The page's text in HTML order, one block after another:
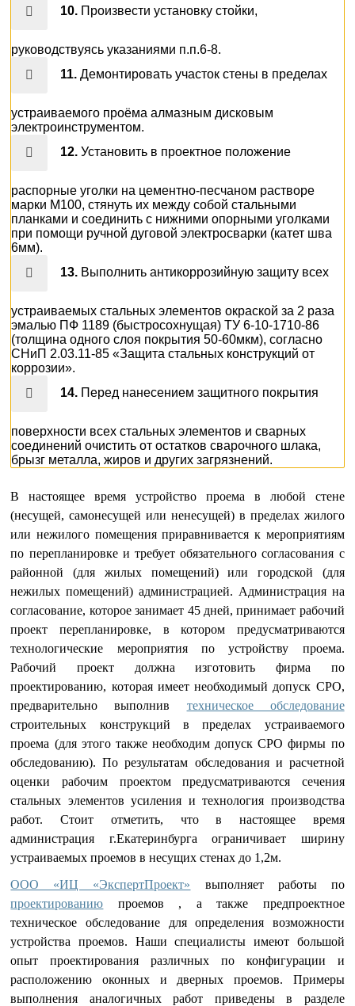
10. Произвести установку стойки,
руководствуясь указаниями п.п.6-8.
11. Демонтировать участок стены в пределах
устраиваемого проёма алмазным дисковым
электроинструментом.
12. Установить в проектное положение
распорные уголки на цементно-песчаном растворе
марки М100, стянуть их между собой стальными
планками и соединить с нижними опорными уголками
при помощи ручной дуговой электросварки (катет шва
6мм).
13. Выполнить антикоррозийную защиту всех
устраиваемых стальных элементов окраской за 2 раза
эмалью ПФ 1189 (быстросохнущая) ТУ 6-10-1710-86
(толщина одного слоя покрытия 50-60мкм), согласно
СНиП 2.03.11-85 «Защита стальных конструкций от
коррозии».
14. Перед нанесением защитного покрытия
поверхности всех стальных элементов и сварных
соединений очистить от остатков сварочного шлака,
брызг металла, жиров и других загрязнений.
В настоящее время устройство проема в любой стене
(несущей, самонесущей или ненесущей) в пределах жилого
или нежилого помещения приравнивается к мероприятиям
по перепланировке и требует обязательного согласования с
районной (для жилых помещений) или городской (для
нежилых помещений) администрацией. Администрация на
согласование, которое занимает 45 дней, принимает рабочий
проект перепланировке, в котором предусматриваются
технологические мероприятия по устройству проема.
Рабочий проект должна изготовить фирма по
проектированию, которая имеет необходимый допуск СРО,
предварительно выполнив техническое обследование
строительных конструкций в пределах устраиваемого
проема (для этого также необходим допуск СРО фирмы по
обследованию). По результатам обследования и расчетной
оценки рабочим проектом предусматриваются сечения
стальных элементов усиления и технология производства
работ. Стоит отметить, что в настоящее время
администрация г.Екатеринбурга ограничивает ширину
устраиваемых проемов в несущих стенах до 1,2м.
ООО «ИЦ «ЭкспертПроект» выполняет работы по
проектированию проемов , а также предпроектное
техническое обследование для определения возможности
устройства проемов. Наши специалисты имеют большой
опыт проектирования различных по конфигурации и
расположению оконных и дверных проемов. Примеры
выполнения аналогичных работ приведены в разделе